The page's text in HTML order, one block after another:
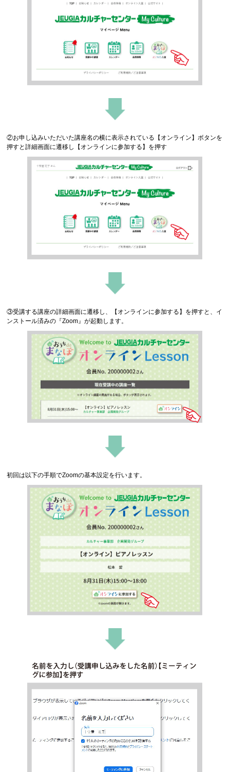
②お申し込みいただいた講座名の横に表示されている【オンライン】ボタンを
押すと詳細画面に遷移し【オンラインに参加する】を押す
③受講する講座の詳細画面に遷移し、【オンラインに参加する】を押すと、イ
ンストール済みの『Zoom』が起動します。
初回は以下の手順でZoomの基本設定を行います。